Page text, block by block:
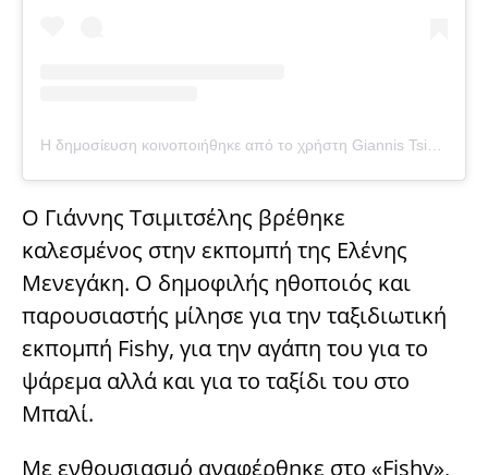
Η δημοσίευση κοινοποιήθηκε από το χρήστη Giannis Tsimitselis (@gtsimitselis)
Ο Γιάννης Τσιμιτσέλης βρέθηκε
καλεσμένος στην εκπομπή της Ελένης
Μενεγάκη. Ο δημοφιλής ηθοποιός και
παρουσιαστής μίλησε για την ταξιδιωτική
εκπομπή Fishy, για την αγάπη του για το
ψάρεμα αλλά και για το ταξίδι του στο
Μπαλί.
Με ενθουσιασμό αναφέρθηκε στο «Fishy»,